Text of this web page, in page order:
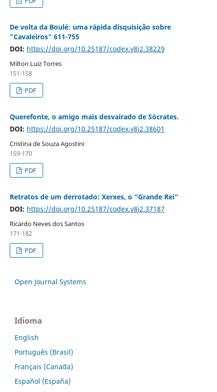
De volta da Boulé: uma rápida disquisição sobre
"Cavaleiros" 611-755
DOI: https://doi.org/10.25187/codex.v8i2.38229
Milton Luiz Torres
151-158
PDF
Querefonte, o amigo mais desvairado de Sócrates.
DOI: https://doi.org/10.25187/codex.v8i2.38601
Cristina de Souza Agostini
159-170
PDF
Retratos de um derrotado: Xerxes, o “Grande Rei”
DOI: https://doi.org/10.25187/codex.v8i2.37187
Ricardo Neves dos Santos
171-182
PDF
Open Journal Systems
Idioma
English
Português (Brasil)
Français (Canada)
Español (España)